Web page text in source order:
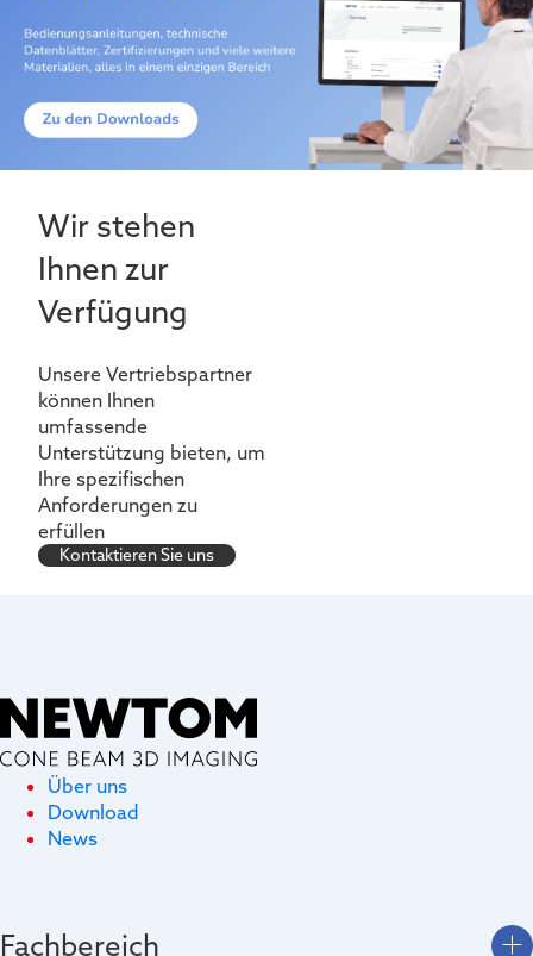
Wir stehen
Ihnen zur
Verfügung
Unsere Vertriebspartner
können Ihnen
umfassende
Unterstützung bieten, um
Ihre spezifischen
Anforderungen zu
erfüllen
Kontaktieren Sie uns
Über uns
Download
News
Fachbereich